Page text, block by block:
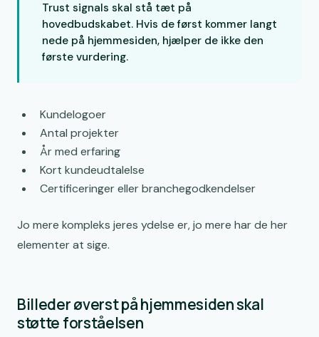
Trust signals skal stå tæt på
hovedbudskabet. Hvis de først kommer langt
nede på hjemmesiden, hjælper de ikke den
første vurdering.
Kundelogoer
Antal projekter
År med erfaring
Kort kundeudtalelse
Certificeringer eller branchegodkendelser
Jo mere kompleks jeres ydelse er, jo mere har de her
elementer at sige.
Billeder øverst på hjemmesiden skal
støtte forståelsen